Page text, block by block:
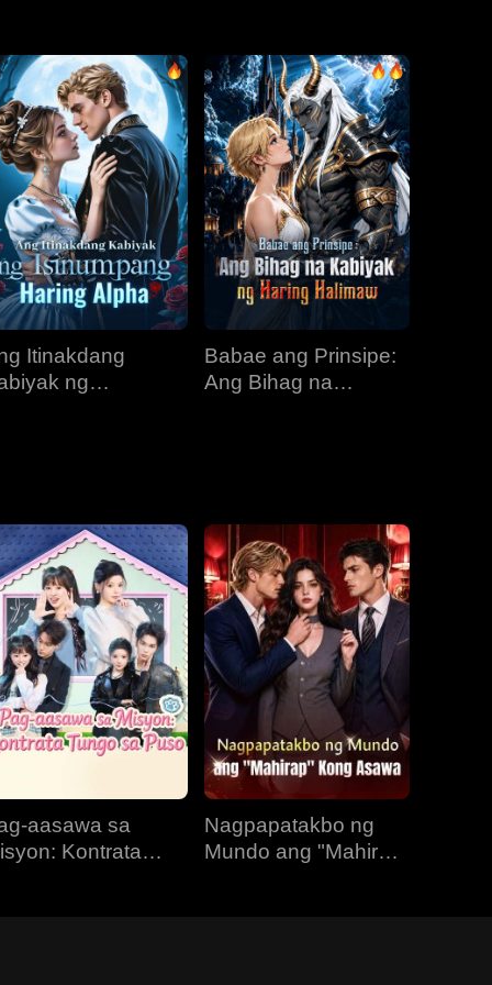
EP 34 EP 35 EP 36
EP 37 EP 38 EP 39
EP 40
Itinakdang
ng
Babae ang Prinsipe:
Ang Bihag na
aasawa sa
Kontrata
Nagpapatakbo ng
Mundo ang "Mahirap"